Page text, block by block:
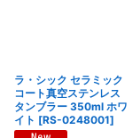
ラ・シック セラミック
コート真空ステンレス
タンブラー 350ml ホワ
イト [RS-0248001]